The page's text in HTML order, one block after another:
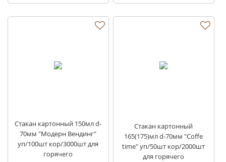
Стакан картонный 150мл d-
70мм "Модерн Вендинг"
уп/100шт кор/3000шт для
горячего
Стакан картонный
165(175)мл d-70мм "Coffe
time" уп/50шт кор/2000шт
для горячего